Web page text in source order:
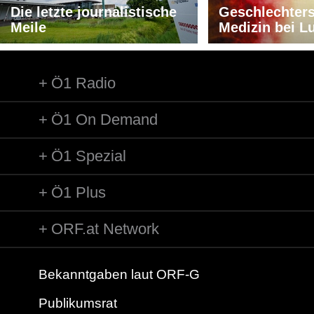
Die letzte journalistische
Meile
Medizin bei
Ö1 Radio
Ö1 On Demand
Ö1 Spezial
Ö1 Plus
ORF.at Network
Bekanntgaben laut ORF-G
Publikumsrat